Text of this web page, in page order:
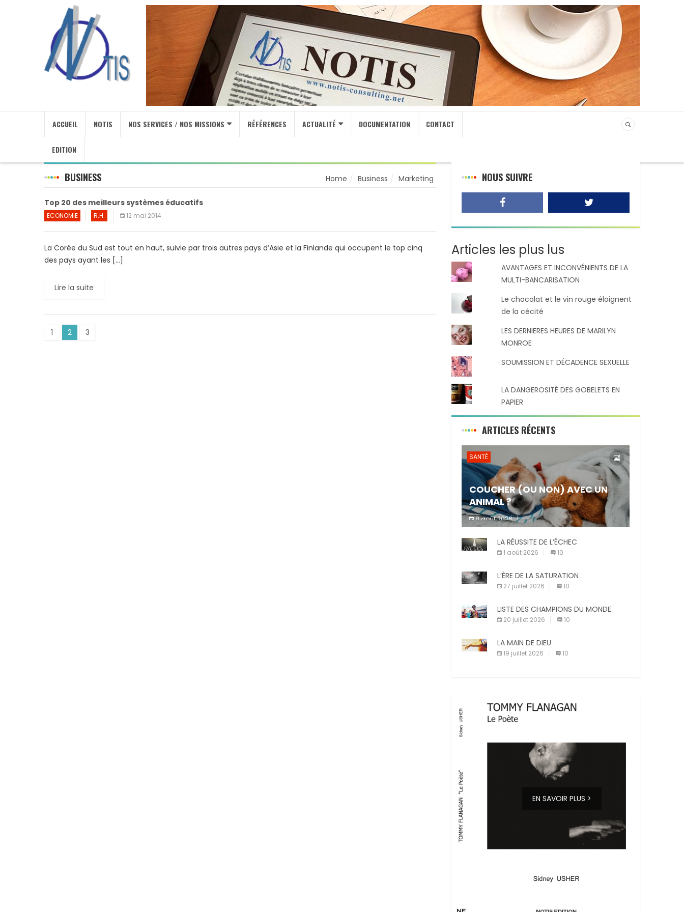
ACCUEIL NOTIS NOS SERVICES / NOS MISSIONS RÉFÉRENCES ACTUALITÉ DOCUMENTATION CONTACT
EDITION
BUSINESS Home Business Marketing
Top 20 des meilleurs systèmes éducatifs
ECONOMIE R.H. 12 mai 2014
La Corée du Sud est tout en haut, suivie par trois autres pays d’Asie et la Finlande qui occupent le top cinq
des pays ayant les […]
Lire la suite
1 2 3
NOUS SUIVRE
Articles les plus lus
AVANTAGES ET INCONVÉNIENTS DE LA
MULTI-BANCARISATION
Le chocolat et le vin rouge éloignent
de la cécité
LES DERNIERES HEURES DE MARILYN
MONROE
SOUMISSION ET DÉCADENCE SEXUELLE
LA DANGEROSITÉ DES GOBELETS EN
PAPIER
ARTICLES RÉCENTS
SANTÉ
COUCHER (OU NON) AVEC UN
ANIMAL ?
8 août 2026
compagnie est un sujet très controversé.
Les adeptes affirment que la présence de
LA RÉUSSITE DE L’ÉCHEC
1 août 2026 10
L’ÈRE DE LA SATURATION
27 juillet 2026 10
LISTE DES CHAMPIONS DU MONDE
20 juillet 2026 10
LA MAIN DE DIEU
19 juillet 2026 10
EN SAVOIR PLUS >